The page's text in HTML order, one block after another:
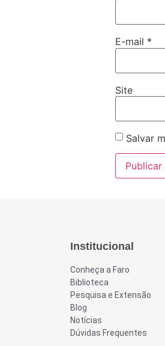
E-mail *
Site
Salvar
Institucional
Conheça a Faro
Biblioteca
Pesquisa e Extensão
Blog
Notícias
Dúvidas Frequentes